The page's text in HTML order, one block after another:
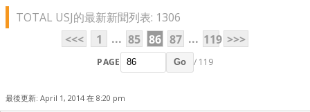
TOTAL USJ的最新新聞列表: 1306
<<<
1 ... 85 86 87 ... 119 >>>
PAGE Go / 119
最後更新: April 1, 2014 在 8:20 pm